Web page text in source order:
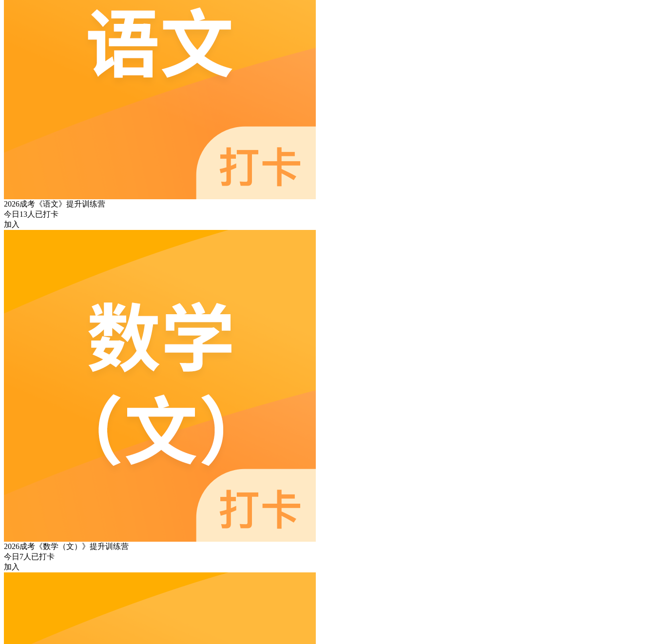
2026成考《语文》提升训练营
今日 13人已打卡
加入
2026成考《数学（文）》提升训练营
今日 7人已打卡
加入